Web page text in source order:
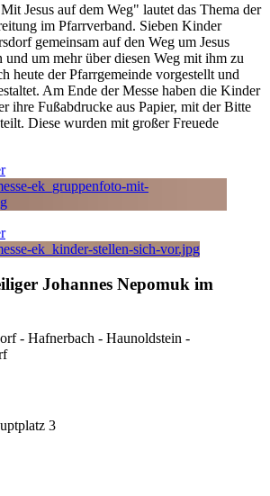
Jesus auf dem Weg" lautet das Thema der
im Pfarrverband. Sieben Kinder
gemeinsam auf den Weg um Jesus
und um mehr über diesen Weg mit ihm zu
heute der Pfarrgemeinde vorgestellt und
Am Ende der Messe haben die Kinder
ihre Fußabdrucke aus Papier, mit der Bitte
Diese wurden mit großer Freuede
Johannes Nepomuk im
- Hafnerbach - Haunoldstein -
3